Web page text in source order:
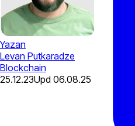
Yazan
Levan Putkaradze
Blockchain
25.12.23Upd 06.08.25